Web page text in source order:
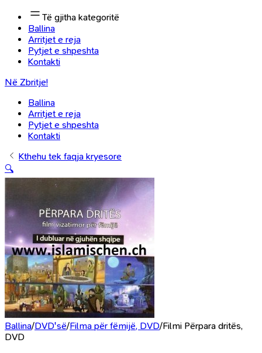
Të gjitha kategoritë
Ballina
Arritjet e reja
Pytjet e shpeshta
Kontakti
Në Zbritje!
Ballina
Arritjet e reja
Pytjet e shpeshta
Kontakti
Kthehu tek faqja kryesore
🔍
Ballina/DVD'së/Filma për fëmijë, DVD/Filmi Përpara dritës,
DVD